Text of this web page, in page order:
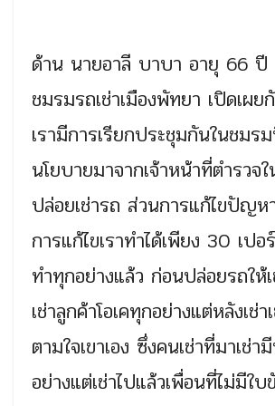
ด้าน นายอาลี บาบา อายุ 66 ปี
ชมรมรถเช่าเมืองพัทยา เปิดเผย
เรามีการเรียกประชุมกันในชมร
นโยบายมาจากเจ้าหน้าที่ตำรวจ
ปล่อยเช่ารถ ส่วนการแก้ไขปัญห
การแก้ไขเราทำได้เพียง 30 เปอ
ทำทุกอย่างแล้ว ก่อนปล่อยรถให้
เช่าลูกค้าโอเคทุกอย่างแต่หลังเช่า
ตามใจเขาเอง ซึ่งคนเช่าที่มาเช่
อย่างแต่เช่าไปแล้วเพื่อนที่ไม่มีใบ